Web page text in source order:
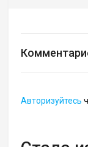
Авторизуйтесь